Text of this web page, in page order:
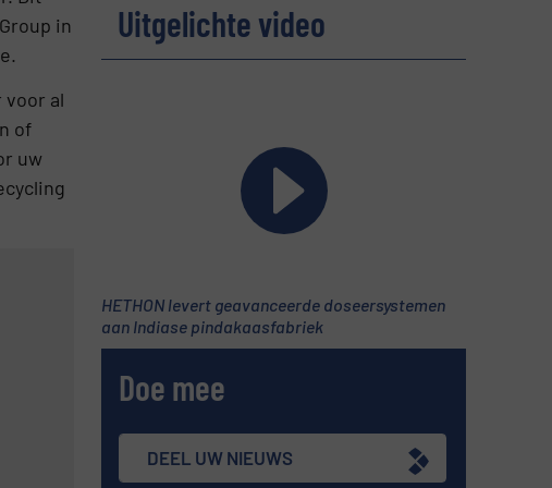
in
al
of
uw
Uitgelichte video
HETHON levert geavanceerde doseersystemen
aan Indiase pindakaasfabriek
Doe mee
DEEL UW NIEUWS